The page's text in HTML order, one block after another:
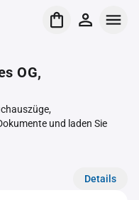
OG,
und laden Sie
Details